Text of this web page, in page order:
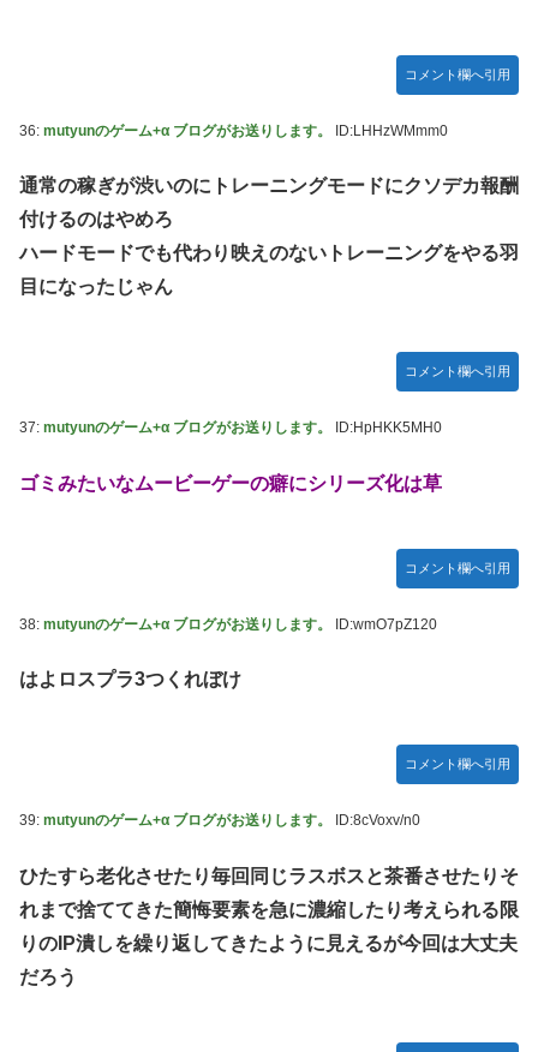
コメント欄へ引用
36: mutyunのゲーム+α ブログがお送りします。 ID:LHHzWMmm0
通常の稼ぎが渋いのにトレーニングモードにクソデカ報酬
付けるのはやめろ
ハードモードでも代わり映えのないトレーニングをやる羽
目になったじゃん
コメント欄へ引用
37: mutyunのゲーム+α ブログがお送りします。 ID:HpHKK5MH0
ゴミみたいなムービーゲーの癖にシリーズ化は草
コメント欄へ引用
38: mutyunのゲーム+α ブログがお送りします。 ID:wmO7pZ120
はよロスプラ3つくれぼけ
コメント欄へ引用
39: mutyunのゲーム+α ブログがお送りします。 ID:8cVoxv/n0
ひたすら老化させたり毎回同じラスボスと茶番させたりそ
れまで捨ててきた簡悔要素を急に濃縮したり考えられる限
りのIP潰しを繰り返してきたように見えるが今回は大丈夫
だろう